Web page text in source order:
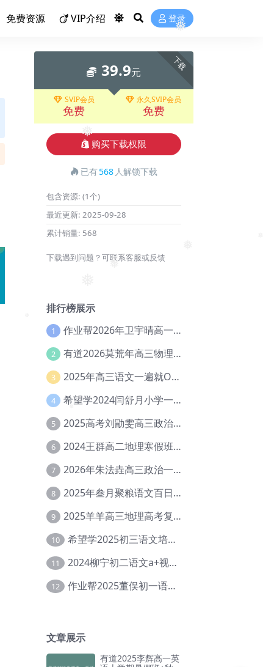
❅
❅
❅
❅
免费资源 VIP介绍 登录
下载
39.9元
SVIP会员
免费
永久SVIP会员
免费
购买下载权限
已有568 人解锁下载
包含资源: (1个)
最近更新: 2025-09-28
累计销量: 568
下载遇到问题？可联系客服或反馈
排行榜展示
1 作业帮2026年卫宇晴高一英语s上学期暑假班【冲顶班】【Ec-003】
2 有道2026莫荒年高三物理一轮复习暑假班网课教程【Ef-044】
3 2025年高三语文一遍就OK高中语文体系课【Ea-028】
4 希望学2024闫舒月小学一年级英语视频教程+讲义【Cc-004】
5 2025高考刘勖雯高三政治三轮复习网课教程【Eh-061】
6 2024王群高二地理寒假班教程【Ei-075】
7 2026年朱法垚高三政治一轮复习暑假班【Eh-041】
8 2025年叁月聚粮语文百日冲刺｜荡平玄学诅咒【Ea-001】
9 2025羊羊高三地理高考复习视频教程+讲义【Ei-051】
10 希望学2025初三语文培训班秋上A+班（秋上·全国版·A+）【Da-031】
11 2024柳宁初二语文a+视频教程+课堂笔记+讲义（暑假班+秋季班）【Da-003】
12 作业帮2025董俣初一语文培训班秋上A+班【Da-038】
文章展示
有道2025李辉高一英